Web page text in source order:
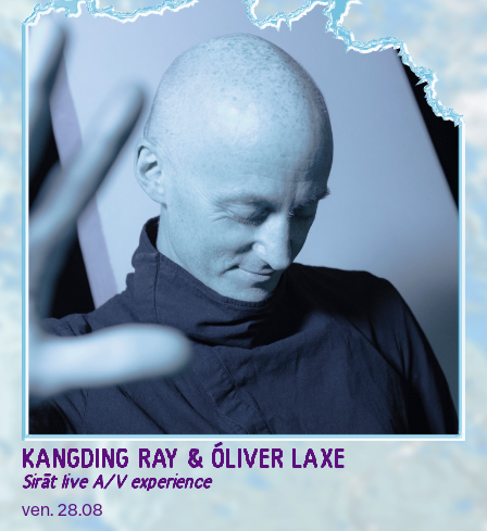
KANGDING RAY & ÓLIVER LAXE
Sirāt live A/V experience
ven. 28.08